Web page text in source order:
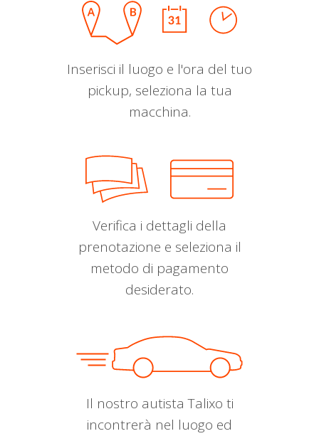
Inserisci il luogo e l'ora del tuo
pickup, seleziona la tua
macchina.
Verifica i dettagli della
prenotazione e seleziona il
metodo di pagamento
desiderato.
Il nostro autista Talixo ti
incontrerà nel luogo ed